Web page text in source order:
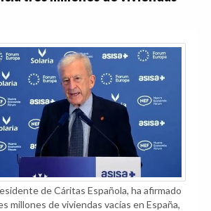
de Cáritas Española, ha afirmado
millones de viviendas vacías en España,